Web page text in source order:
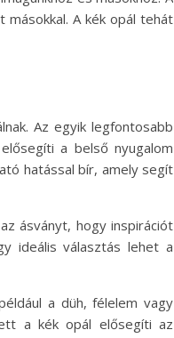
A kék opál tehát
Az egyik legfontosabb
a belső nyugalom
hatással bír, amely segít
ásványt, hogy inspirációt
ideális választás lehet a
a düh, félelem vagy
a kék opál elősegíti az